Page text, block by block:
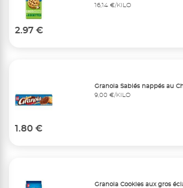
16,14 €/KILO
2.97 €
Granola Sablés nappés au
9,00 €/KILO
1.80 €
Granola Cookies aux gros